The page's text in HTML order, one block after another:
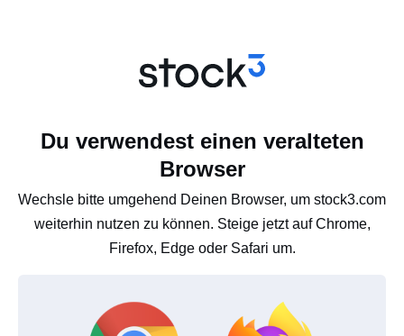
Du verwendest einen veralteten
Browser
Wechsle bitte umgehend Deinen Browser, um stock3.com
weiterhin nutzen zu können. Steige jetzt auf Chrome,
Firefox, Edge oder Safari um.